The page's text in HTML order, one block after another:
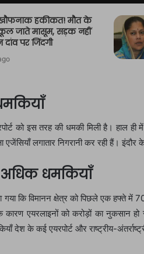
हकीकत! मौत के
जाते मासूम, सड़क नहीं
दांव पर जिंदगी
को इस तरह की धमकी मिली है। हाल
लगातार निगरानी कर रही हैं। इंदौर
धमकियाँ
गया कि विमानन क्षेत्र को पिछले एक
एयरलाइनों को करोड़ों का नुकसान
देश के कई एयरपोर्ट और राष्ट्रीय-